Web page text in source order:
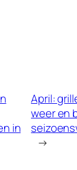
in
April:
weer en
→